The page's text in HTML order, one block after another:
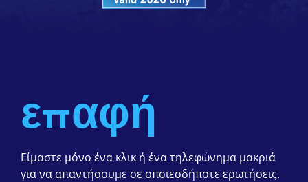
επαφή
Είμαστε μόνο ένα κλικ ή ένα τηλεφώνημα μακριά
για να απαντήσουμε σε οποιεσδήποτε ερωτήσεις.